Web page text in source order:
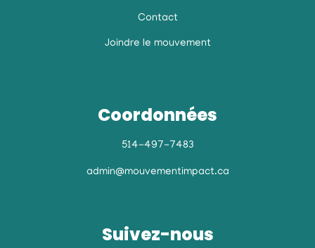
Contact
Joindre le mouvement
Coordonnées
514-497-7483
admin@mouvementimpact.ca
Suivez-nous